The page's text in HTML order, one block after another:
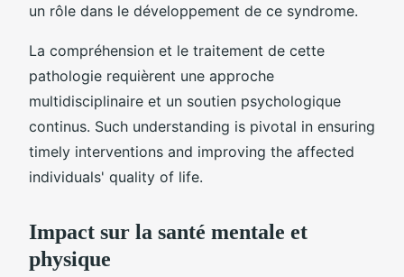
un rôle dans le développement de ce syndrome.
La compréhension et le traitement de cette
pathologie requièrent une approche
multidisciplinaire et un soutien psychologique
continus. Such understanding is pivotal in ensuring
timely interventions and improving the affected
individuals' quality of life.
Impact sur la santé mentale et
physique